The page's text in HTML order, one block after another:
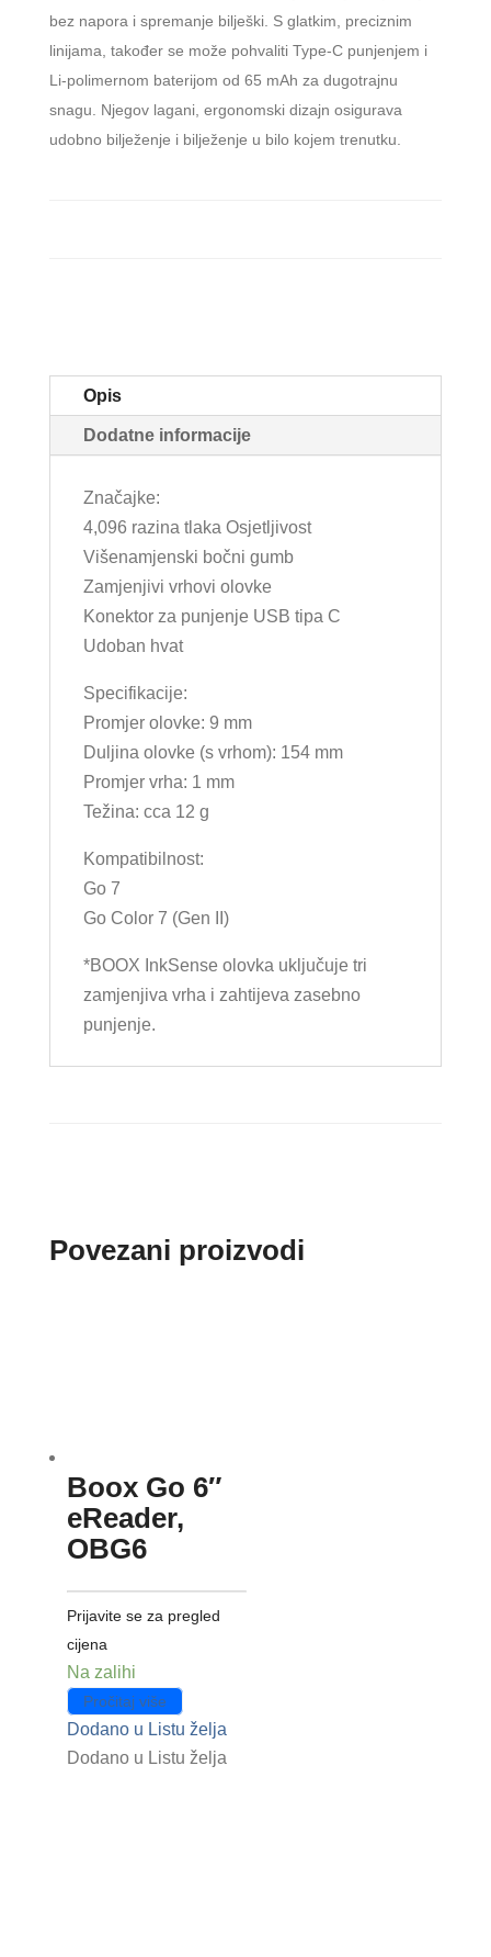
bez napora i spremanje bilješki. S glatkim, preciznim
linijama, također se može pohvaliti Type-C punjenjem i
Li-polimernom baterijom od 65 mAh za dugotrajnu
snagu. Njegov lagani, ergonomski dizajn osigurava
udobno bilježenje i bilježenje u bilo kojem trenutku.
Opis
Dodatne informacije
Značajke:
4,096 razina tlaka Osjetljivost
Višenamjenski bočni gumb
Zamjenjivi vrhovi olovke
Konektor za punjenje USB tipa C
Udoban hvat
Specifikacije:
Promjer olovke: 9 mm
Duljina olovke (s vrhom): 154 mm
Promjer vrha: 1 mm
Težina: cca 12 g
Kompatibilnost:
Go 7
Go Color 7 (Gen II)
*BOOX InkSense olovka uključuje tri
zamjenjiva vrha i zahtijeva zasebno
punjenje.
Povezani proizvodi
Boox Go 6″
eReader,
OBG6
Prijavite se za pregled
cijena
Na zalihi
Pročitaj više
Dodano u Listu želja
Dodano u Listu želja